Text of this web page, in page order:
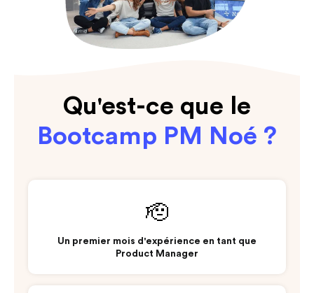
Qu'est-ce que le
Bootcamp PM Noé ?
🫡
Un premier mois d'expérience en tant que
Product Manager